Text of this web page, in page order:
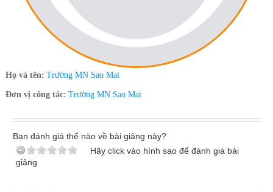
Họ và tên: Trường MN Sao Mai
Đơn vị công tác: Trường MN Sao Mai
Bạn đánh giá thế nào về bài giảng này?
Hãy click vào hình sao để đánh giá bài
giảng